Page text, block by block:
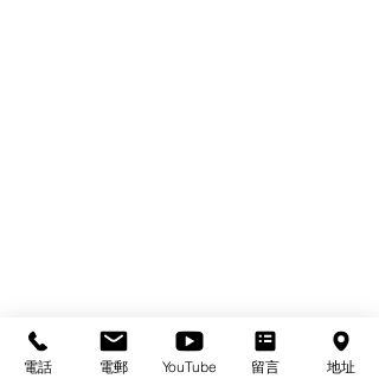
電話 電郵 YouTube 留言 地址